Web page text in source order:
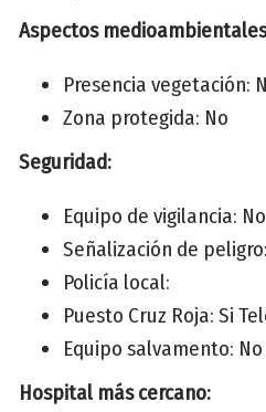
Aspectos
Presencia vegetación:
Zona protegida: No
Seguridad:
Equipo de vigilancia: No
Señalización de
Policía local:
Puesto Cruz Roja: Si
Equipo salvamento: No
Hospital más cercano: